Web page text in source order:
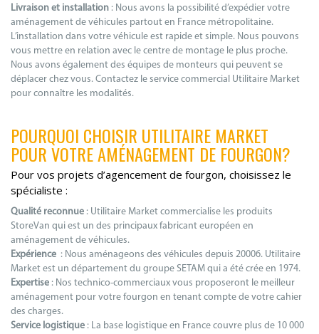
Livraison et installation : Nous avons la possibilité d’expédier votre
aménagement de véhicules partout en France métropolitaine.
L’installation dans votre véhicule est rapide et simple. Nous pouvons
vous mettre en relation avec le centre de montage le plus proche.
Nous avons également des équipes de monteurs qui peuvent se
déplacer chez vous. Contactez le service commercial Utilitaire Market
pour connaître les modalités.
POURQUOI CHOISIR UTILITAIRE MARKET
POUR VOTRE AMÉNAGEMENT DE FOURGON?
Pour vos projets d’agencement de fourgon, choisissez le
spécialiste :
Qualité reconnue : Utilitaire Market commercialise les produits
StoreVan qui est un des principaux fabricant européen en
aménagement de véhicules.
Expérience : Nous aménageons des véhicules depuis 20006. Utilitaire
Market est un département du groupe SETAM qui a été crée en 1974.
Expertise : Nos technico-commerciaux vous proposeront le meilleur
aménagement pour votre fourgon en tenant compte de votre cahier
des charges.
Service logistique : La base logistique en France couvre plus de 10 000